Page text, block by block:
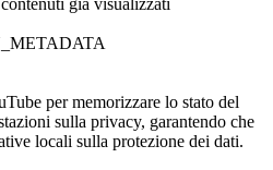
già visualizzati
per memorizzare lo stato del
sulla privacy, garantendo che
locali sulla protezione dei dati.